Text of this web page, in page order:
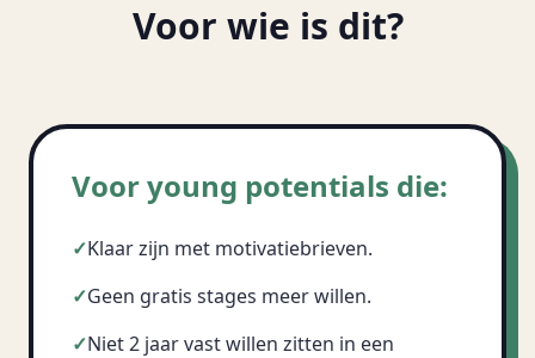
Voor wie is dit?
Voor young potentials die:
✓Klaar zijn met motivatiebrieven.
✓Geen gratis stages meer willen.
✓Niet 2 jaar vast willen zitten in een